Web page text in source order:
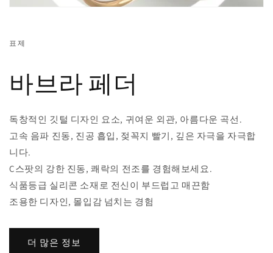
표제
바브라 페더
독창적인 깃털 디자인 요소, 귀여운 외관, 아름다운 곡선.
고속 음파 진동, 진공 흡입, 젖꼭지 빨기, 깊은 자극을 자극합
니다.
C스팟의 강한 진동, 쾌락의 전조를 경험해보세요.
식품등급 실리콘 소재로 전신이 부드럽고 매끈함
조용한 디자인, 몰입감 넘치는 경험
더 많은 정보